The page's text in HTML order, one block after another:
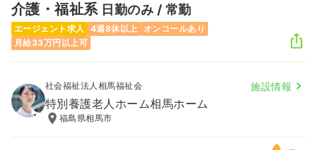
介護・福祉系 日勤のみ / 常勤
エージェント求人 4週8休以上
オンコールあり
月給33万円以上可
社会福祉法人相馬福祉会 施設情報
特別養護老人ホーム相馬ホーム
福島県相馬市